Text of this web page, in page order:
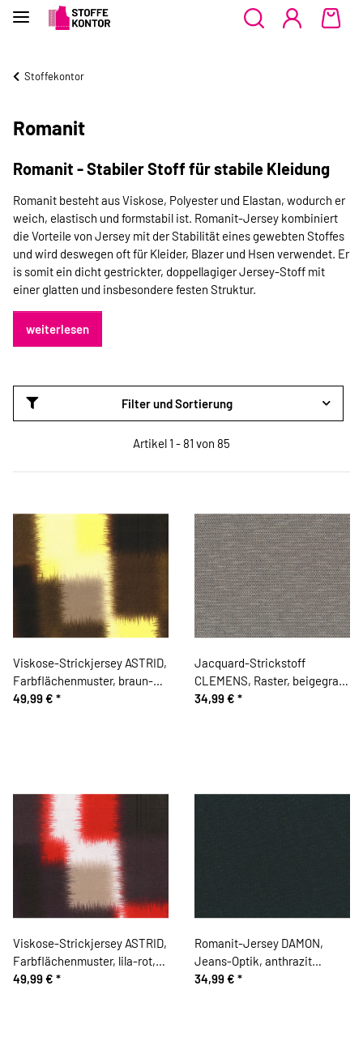
Stoffekontor
Romanit
Romanit - Stabiler Stoff für stabile Kleidung
Romanit besteht aus Viskose, Polyester und Elastan, wodurch er
weich, elastisch und formstabil ist. Romanit-Jersey kombiniert
die Vorteile von Jersey mit der Stabilität eines gewebten Stoffes
und wird deswegen oft für Kleider, Blazer und Hsen verwendet. Er
is somit ein dicht gestrickter, doppellagiger Jersey-Stoff mit
einer glatten und insbesondere festen Struktur.
weiterlesen
Filter und Sortierung
Artikel 1 - 81 von 85
Viskose-Strickjersey ASTRID,
Farbflächenmuster, braun-
gelb, Hilco
49,99 € *
Jacquard-Strickstoff
CLEMENS, Raster, beigegrau,
Hilco
34,99 € *
Viskose-Strickjersey ASTRID,
Farbflächenmuster, lila-rot,
Hilco
49,99 € *
Romanit-Jersey DAMON,
Jeans-Optik, anthrazit
meliert, Toptex
34,99 € *